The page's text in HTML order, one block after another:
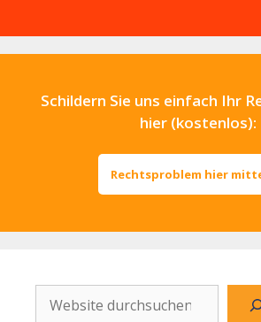
Schildern Sie uns einfach Ihr
hier (kostenlos):
Rechtsproblem hier
Website
durchsuchen